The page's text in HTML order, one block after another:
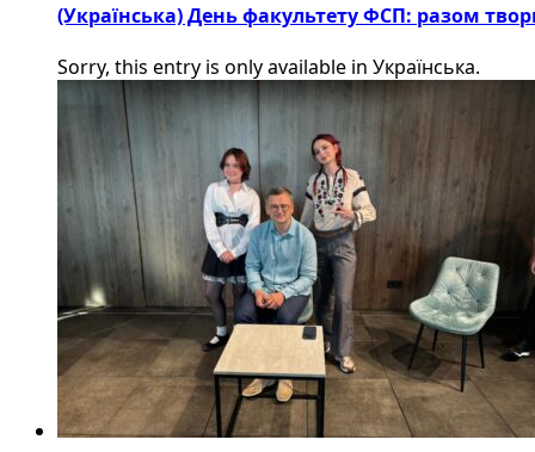
(Українська) День факультету ФСП: разом
Sorry, this entry is only available in Українська.